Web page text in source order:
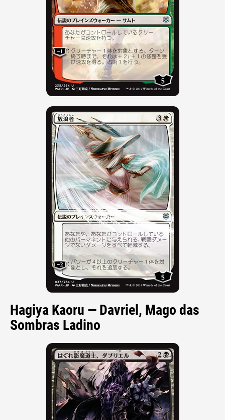
Hagiya Kaoru — Davriel, Mago das
Sombras Ladino